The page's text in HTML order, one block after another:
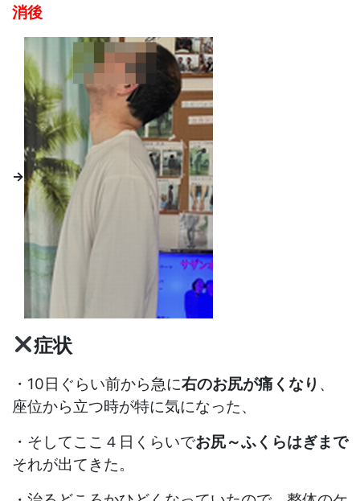
消後
→
症状
・10日ぐらい前から急に右のお尻が痛くなり 、
座位から立つ時が特に気になった、
・そしてここ４日くらいでお尻～ふくらはぎまで
それが出てきた。